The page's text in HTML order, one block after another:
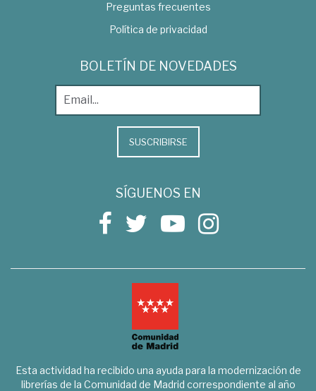
Preguntas frecuentes
Política de privacidad
BOLETÍN DE NOVEDADES
SUSCRIBIRSE
SÍGUENOS EN
Esta actividad ha recibido una ayuda para la modernización de
librerías de la Comunidad de Madrid correspondiente al año